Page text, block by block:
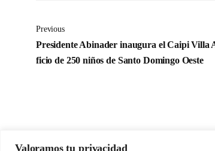
Valoramos tu privacidad
Previous
Presidente Abinader inaugura el Caipi Villa
ficio de 250 niños de Santo Domingo Oeste